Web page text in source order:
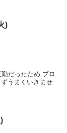
)
だったため ブロ
うまくいきませ